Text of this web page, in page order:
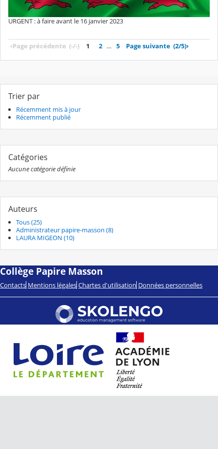
URGENT : à faire avant le 16 janvier 2023
‹Page précédente (-/-) 1 2 … 5 Page suivante (2/5)›
Trier par
Récemment mis à jour
Récemment publié
Catégories
Aucune catégorie définie
Auteurs
Tous (25)
Administrateur papire-masson (8)
LAURA MIGEON (10)
Collège Papire Masson
Contacts Mentions légales Chartes d'utilisation Données personnelles